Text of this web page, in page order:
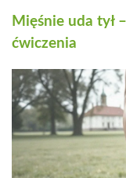
Mięśnie uda tył
ćwiczenia